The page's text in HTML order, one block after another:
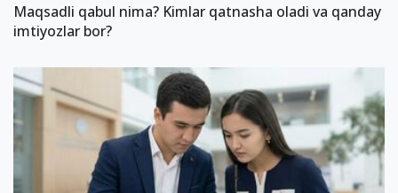
Maqsadli qabul nima? Kimlar qatnasha oladi va qanday
imtiyozlar bor?